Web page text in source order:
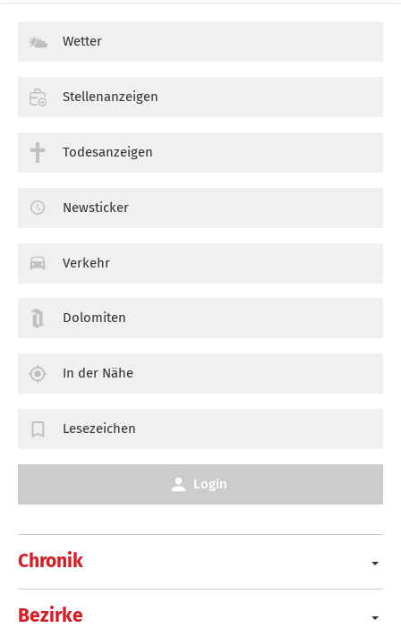
Chronik
Bezirke
Wetter
Stellenanzeigen
Todesanzeigen
Newsticker
Verkehr
Dolomiten
In der Nähe
Lesezeichen
Login